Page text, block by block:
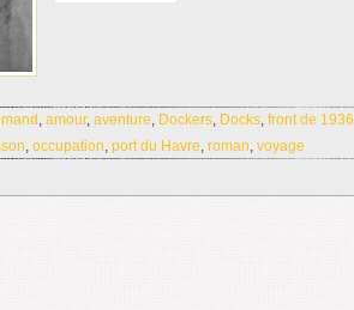
, amour, aventure, Dockers, Docks, front de 1936
, occupation, port du Havre, roman, voyage